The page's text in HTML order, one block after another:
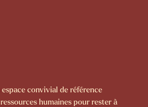
convivial de référence
humaines pour rester à